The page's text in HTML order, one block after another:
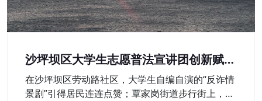
沙坪坝区大学生志愿普法宣讲团创新赋能
基层普法之路
在沙坪坝区劳动路社区，大学生自编自演的“反诈情
景剧”引得居民连连点赞；覃家岗街道步行街上，一